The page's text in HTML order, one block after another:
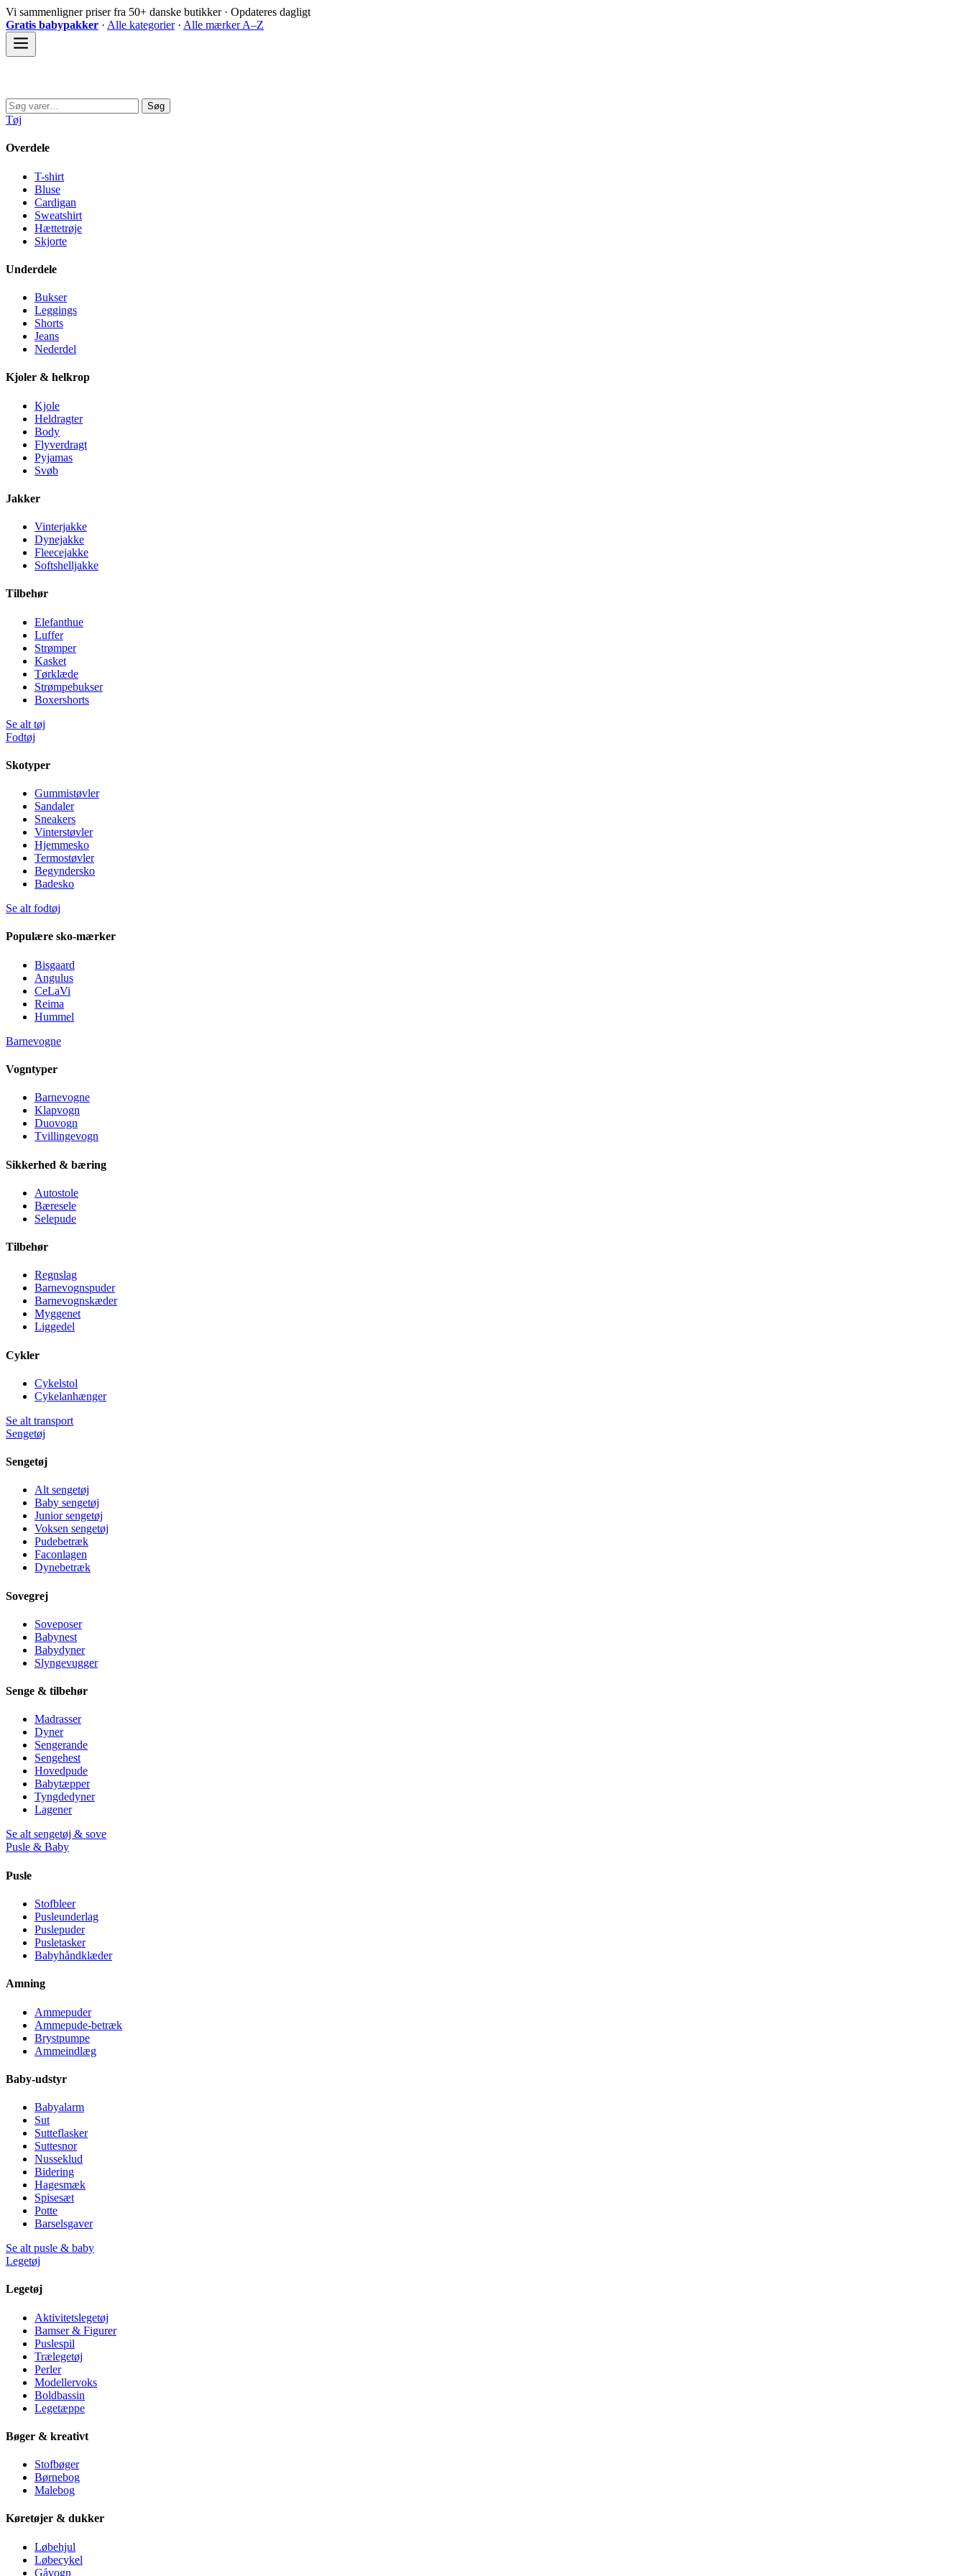
Spring
til
indhold
Vi sammenligner priser fra 50+ danske butikker · Opdateres dagligt
Gratis babypakker · Alle kategorier· Alle mærker A–Z
Søg
efter:
Søg
Tøj
Overdele
T-shirt
Bluse
Cardigan
Sweatshirt
Hættetrøje
Skjorte
Underdele
Bukser
Leggings
Shorts
Jeans
Nederdel
Kjoler & helkrop
Kjole
Heldragter
Body
Flyverdragt
Pyjamas
Svøb
Jakker
Vinterjakke
Dynejakke
Fleecejakke
Softshelljakke
Tilbehør
Elefanthue
Luffer
Strømper
Kasket
Tørklæde
Strømpebukser
Boxershorts
Se alt tøj
Fodtøj
Skotyper
Gummistøvler
Sandaler
Sneakers
Vinterstøvler
Hjemmesko
Termostøvler
Begyndersko
Badesko
Se alt fodtøj
Populære sko-mærker
Bisgaard
Angulus
CeLaVi
Reima
Hummel
Barnevogne
Vogntyper
Barnevogne
Klapvogn
Duovogn
Tvillingevogn
Sikkerhed & bæring
Autostole
Bæresele
Selepude
Tilbehør
Regnslag
Barnevognspuder
Barnevognskæder
Myggenet
Liggedel
Cykler
Cykelstol
Cykelanhænger
Se alt transport
Sengetøj
Sengetøj
Alt sengetøj
Baby sengetøj
Junior sengetøj
Voksen sengetøj
Pudebetræk
Faconlagen
Dynebetræk
Sovegrej
Soveposer
Babynest
Babydyner
Slyngevugger
Senge & tilbehør
Madrasser
Dyner
Sengerande
Sengehest
Hovedpude
Babytæpper
Tyngdedyner
Lagener
Se alt sengetøj & sove
Pusle & Baby
Pusle
Stofbleer
Pusleunderlag
Puslepuder
Pusletasker
Babyhåndklæder
Amning
Ammepuder
Ammepude-betræk
Brystpumpe
Ammeindlæg
Baby-udstyr
Babyalarm
Sut
Sutteflasker
Suttesnor
Nusseklud
Bidering
Hagesmæk
Spisesæt
Potte
Barselsgaver
Se alt pusle & baby
Legetøj
Legetøj
Aktivitetslegetøj
Bamser & Figurer
Puslespil
Trælegetøj
Perler
Modellervoks
Boldbassin
Legetæppe
Bøger & kreativt
Stofbøger
Børnebog
Malebog
Køretøjer & dukker
Løbehjul
Løbecykel
Gåvogn